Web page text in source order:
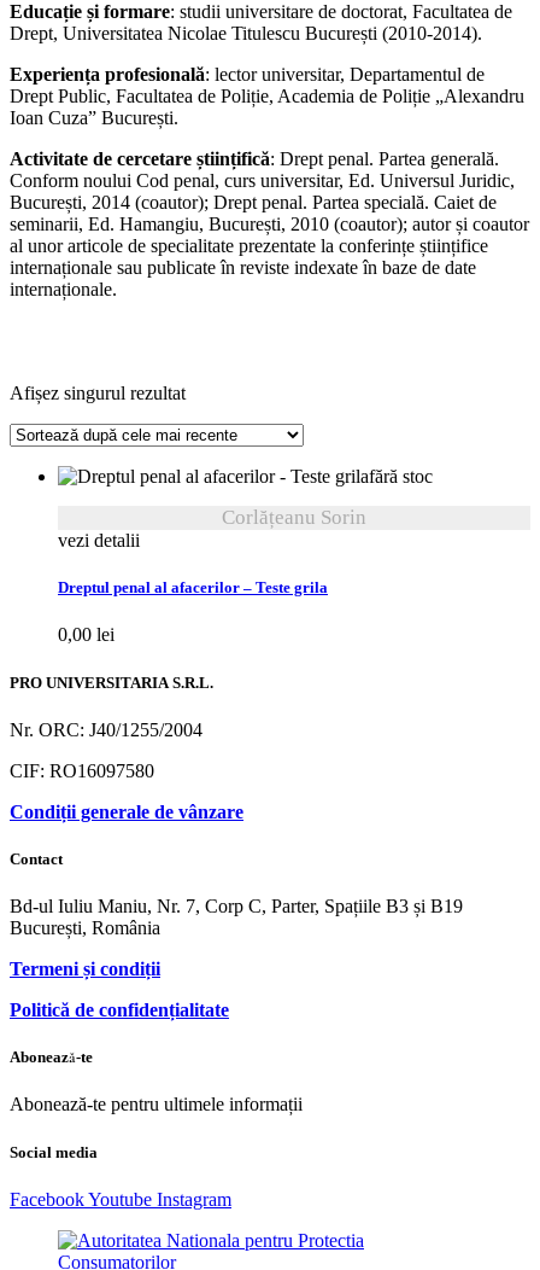
Educație și formare: studii universitare de doctorat, Facultatea de
Drept, Universitatea Nicolae Titulescu București (2010-2014).
Experiența profesională: lector universitar, Departamentul de
Drept Public, Facultatea de Poliție, Academia de Poliție „Alexandru
Ioan Cuza” București.
Activitate de cercetare științifică: Drept penal. Partea generală.
Conform noului Cod penal, curs universitar, Ed. Universul Juridic,
București, 2014 (coautor); Drept penal. Partea specială. Caiet de
seminarii, Ed. Hamangiu, București, 2010 (coautor); autor și coautor
al unor articole de specialitate prezentate la conferințe științifice
internaționale sau publicate în reviste indexate în baze de date
internaționale.
Afișez singurul rezultat
fără stoc
Corlățeanu Sorin
vezi detalii
Dreptul penal al afacerilor – Teste grila
0,00 lei
PRO UNIVERSITARIA S.R.L.
Nr. ORC: J40/1255/2004
CIF: RO16097580
Condiții generale de vânzare
Contact
Bd-ul Iuliu Maniu, Nr. 7, Corp C, Parter, Spațiile B3 și B19
București, România
Termeni și condiții
Politică de confidențialitate
Abonează-te
Abonează-te pentru ultimele informații
Social media
FacebookYoutube Instagram